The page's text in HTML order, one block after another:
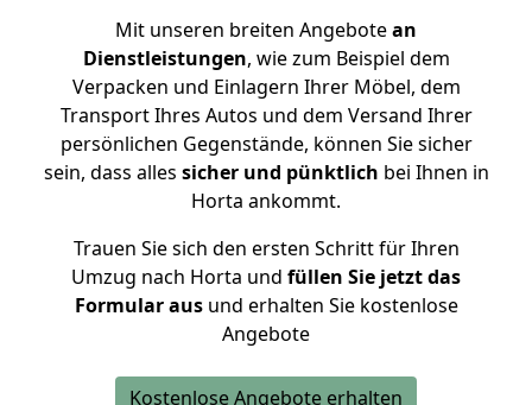
Mit unseren breiten Angebotean
Dienstleistungen, wie zum Beispiel dem
Verpacken und Einlagern Ihrer Möbel, dem
Transport Ihres Autos und dem Versand Ihrer
persönlichen Gegenstände, können Sie sicher
sein, dass alles sicher und pünktlich bei Ihnen in
Horta ankommt.
Trauen Sie sich den ersten Schritt für Ihren
Umzug nach Horta und füllen Sie jetzt das
Formular ausund erhalten Sie kostenlose
Angebote
Kostenlose Angebote erhalten